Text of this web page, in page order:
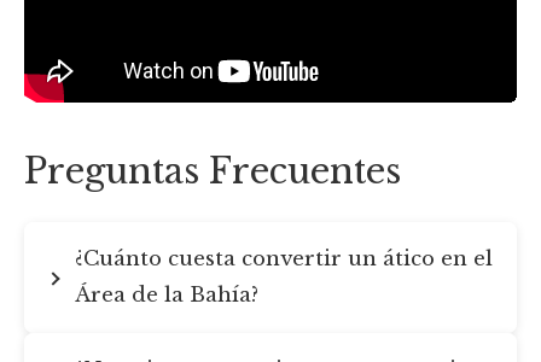
Preguntas Frecuentes
¿Cuánto cuesta convertir un ático en el
Área de la Bahía?